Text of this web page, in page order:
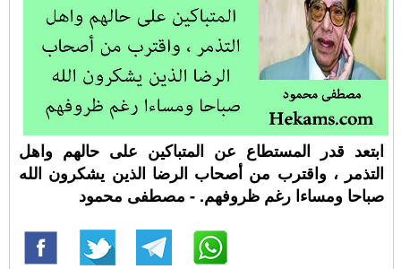
ابتعد قدر المستطاع عن المتباكين على حالهم واهل
التذمر ، واقترب من أصحاب الرضا الذين يشكرون الله
صباحا ومساءا رغم ظروفهم. - مصطفى محمود